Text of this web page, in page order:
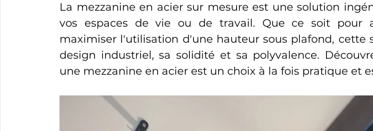
La mezzanine en acier sur mesure est une solution
vos espaces de vie ou de travail. Que ce soit pour
maximiser l'utilisation d'une hauteur sous plafond, cette
design industriel, sa solidité et sa polyvalence.
une mezzanine en acier est un choix à la fois pratique et